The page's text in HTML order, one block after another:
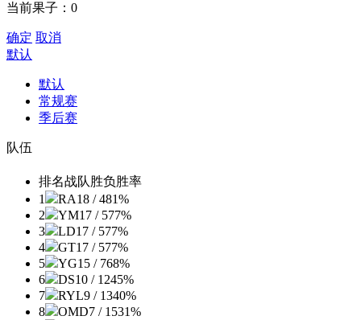
当前果子： 0
确定 取消
默认
默认
常规赛
季后赛
队伍
排名战队胜负胜率
1
RA18 / 481%
2
YM17 / 577%
3
LD17 / 577%
4
GT17 / 577%
5
YG15 / 768%
6
DS10 / 1245%
7
RYL9 / 1340%
8
OMD7 / 1531%